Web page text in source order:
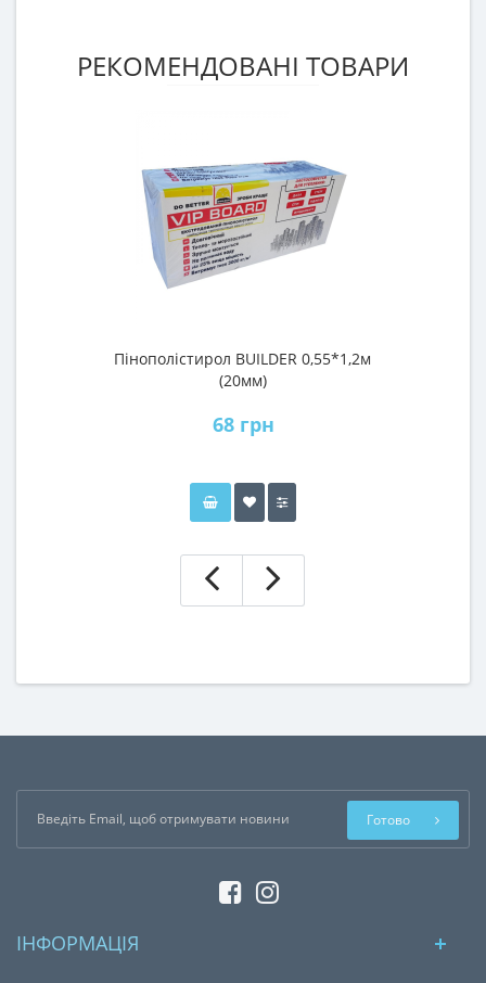
РЕКОМЕНДОВАНІ ТОВАРИ
Пінополістирол BUILDER 0,55*1,2м
(20мм)
68 грн
Готово
ІНФОРМАЦІЯ